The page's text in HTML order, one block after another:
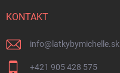
KONTAKT
info@ latkybymichelle.sk
+421 905 428 575